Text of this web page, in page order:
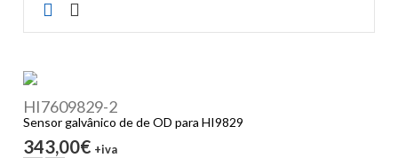
HI7609829-2
Sensor galvânico de de OD para HI9829
343,00€ +iva